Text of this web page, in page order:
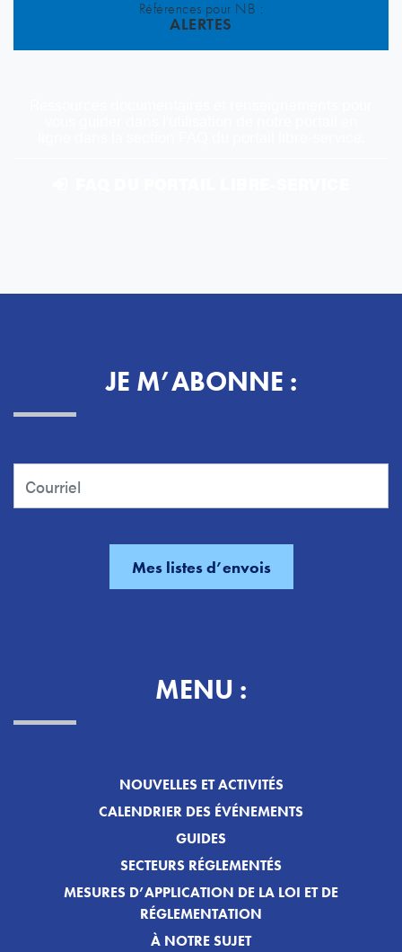
Références pour NB :
ALERTES
JE M’ABONNE :
MENU :
NOUVELLES ET ACTIVITÉS
CALENDRIER DES ÉVÉNEMENTS
GUIDES
SECTEURS RÉGLEMENTÉS
MESURES D’APPLICATION DE LA LOI ET DE
RÉGLEMENTATION
À NOTRE SUJET